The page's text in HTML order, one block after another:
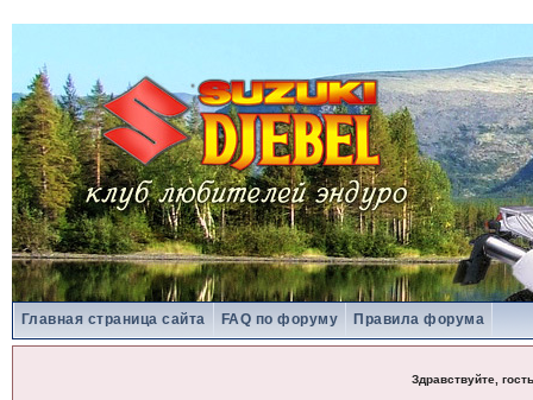
Главная страница сайта FAQ по форуму Правила форума
Здравствуйте, гость